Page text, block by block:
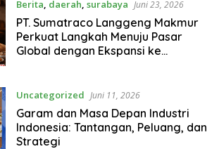
Berita, daerah, surabaya Juni 23, 2026
PT. Sumatraco Langgeng Makmur
Perkuat Langkah Menuju Pasar
Global dengan Ekspansi ke
Uncategorized Juni 11, 2026
Garam dan Masa Depan Industri
Indonesia: Tantangan, Peluang, dan
Strategi